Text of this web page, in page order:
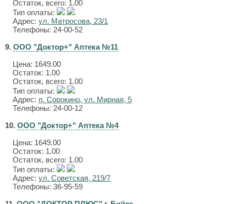
Остаток, всего: 1.00
Тип оплаты:
Адрес: ул. Матросова, 23/1
Телефоны: 24-00-52
9. ООО "Доктор+" Аптека №11
Цена: 1649.00
Остаток: 1.00
Остаток, всего: 1.00
Тип оплаты:
Адрес: п. Сорокино, ул. Мирная, 5
Телефоны: 24-00-12
10. ООО "Доктор+" Аптека №4
Цена: 1649.00
Остаток: 1.00
Остаток, всего: 1.00
Тип оплаты:
Адрес: ул. Советская, 219/7
Телефоны: 36-95-59